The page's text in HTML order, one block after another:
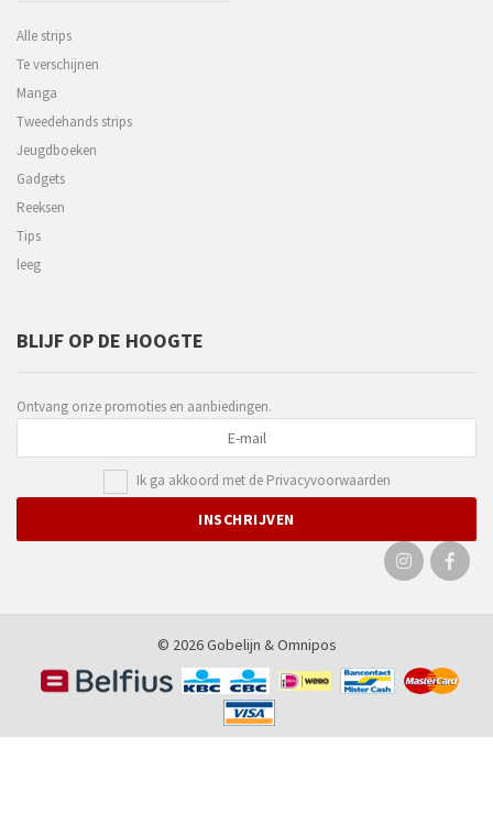
Alle strips
Te verschijnen
Manga
Tweedehands strips
Jeugdboeken
Gadgets
Reeksen
Tips
leeg
BLIJF OP DE HOOGTE
Ontvang onze promoties en aanbiedingen.
Ik ga akkoord met de Privacyvoorwaarden
© 2026 Gobelijn &Omnipos